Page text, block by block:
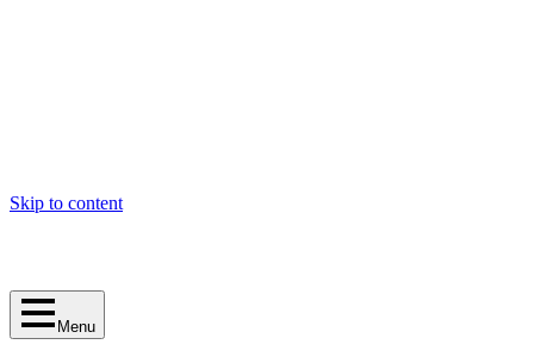
Skip to content
Menu